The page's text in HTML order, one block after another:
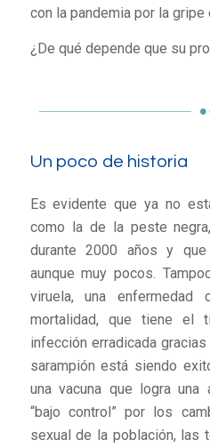
con la pandemia por la
¿De qué depende que su
Un poco de historia
Es evidente que ya no
como la de la peste
durante 2000 años y
aunque muy pocos.
viruela, una
mortalidad, que tiene el
infección erradicada
sarampión está siendo
una vacuna que logra una
“bajo control” por los
sexual de la población, las